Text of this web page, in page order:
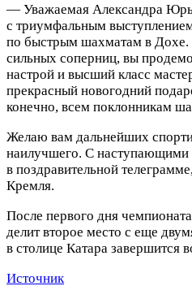
— Уважаемая Александра
с триумфальным
по быстрым шахматам в Дохе.
сильных соперниц, вы
настрой и высший класс
прекрасный новогодний
конечно, всем поклонникам
Желаю вам дальнейших
наилучшего. С наступающими
в поздравительной
Кремля.
После первого дня
делит второе место с еще
в столице Катара завершится
Источник